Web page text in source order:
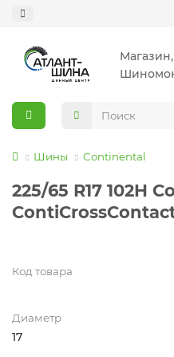
Шины Continental
225/65 R17 102H
Код товара
Диаметр
17